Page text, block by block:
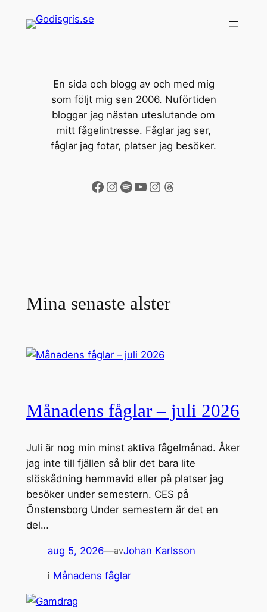
En sida och blogg av och med mig
som följt mig sen 2006. Nuförtiden
bloggar jag nästan uteslutande om
mitt fågelintresse. Fåglar jag ser,
fåglar jag fotar, platser jag besöker.
Facebook
Instagram
Spotify
YouTube
Instagram
Threads
Mina senaste alster
Månadens fåglar – juli 2026
Juli är nog min minst aktiva fågelmånad. Åker
jag inte till fjällen så blir det bara lite
slöskådning hemmavid eller på platser jag
besöker under semestern. CES på
Önstensborg Under semestern är det en
del…
aug 5, 2026—avJohan Karlsson
i Månadens fåglar